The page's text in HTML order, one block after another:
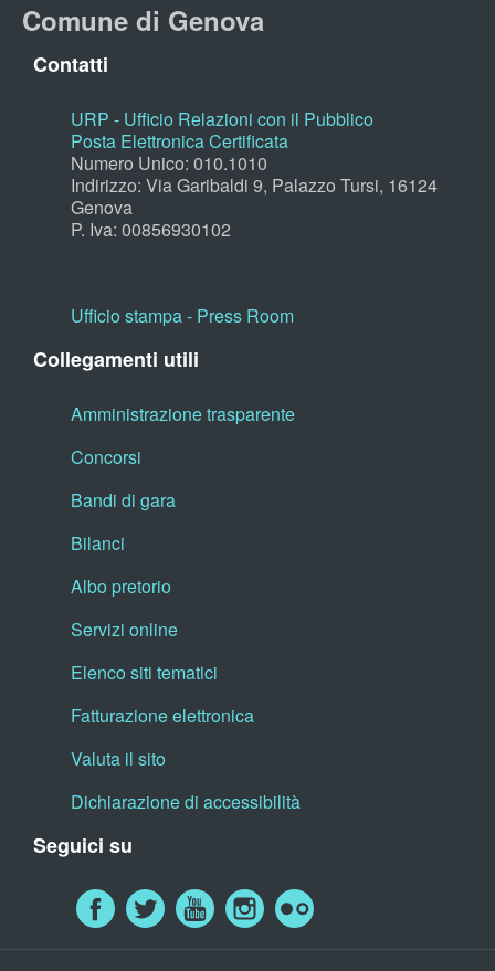
Comune di Genova
Contatti
URP - Ufficio Relazioni con il Pubblico
Posta Elettronica Certificata
Numero Unico: 010.1010
Indirizzo: Via Garibaldi 9, Palazzo Tursi, 16124
Genova
P. Iva: 00856930102
Ufficio stampa - Press Room
Collegamenti utili
Amministrazione trasparente
Concorsi
Bandi di gara
Bilanci
Albo pretorio
Servizi online
Elenco siti tematici
Fatturazione elettronica
Valuta il sito
Dichiarazione di accessibilità
Seguici su